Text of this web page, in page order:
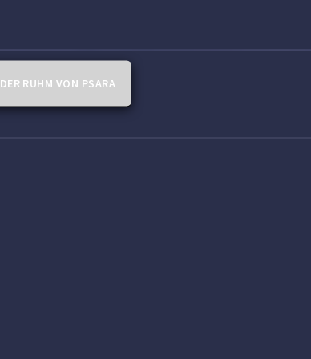
DER RUHM VON PSARA